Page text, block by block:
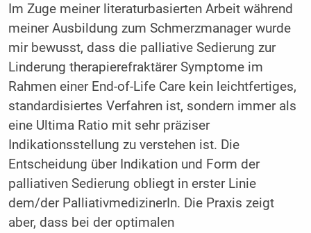
Im Zuge meiner literaturbasierten Arbeit während
meiner Ausbildung zum Schmerzmanager wurde
mir bewusst, dass die palliative Sedierung zur
Linderung therapierefraktärer Symptome im
Rahmen einer End-of-Life Care kein leichtfertiges,
standardisiertes Verfahren ist, sondern immer als
eine Ultima Ratio mit sehr präziser
Indikationsstellung zu verstehen ist. Die
Entscheidung über Indikation und Form der
palliativen Sedierung obliegt in erster Linie
dem/der PalliativmedizinerIn. Die Praxis zeigt
aber, dass bei der optimalen